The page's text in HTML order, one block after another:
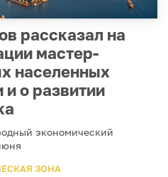
рассказал на
мастер-
населенных
и о развитии
экономический
ЗОНА